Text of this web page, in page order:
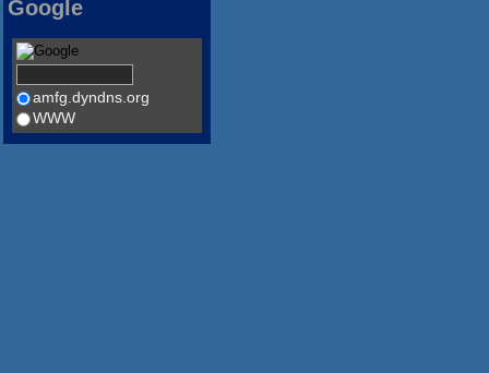
Google
amfg.dyndns.org
WWW